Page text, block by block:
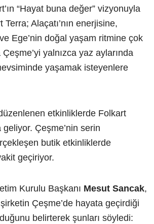
“Hayat buna değer” vizyonuyla
Alaçatı’nın enerjisine,
ve Ege’nin doğal yaşam ritmine çok
yalnızca yaz aylarında
yaşamak isteyenlere
etkinliklerde Folkart
Çeşme’nin serin
butik etkinliklerde
geçiriyor.
Kurulu Başkanı Mesut Sancak,
şirketin Çeşme’de hayata geçirdiği
belirterek şunları söyledi: